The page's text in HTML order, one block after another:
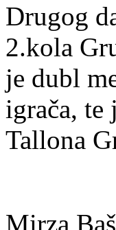
Drugog
2.kola
je dubl
igrača, te
Tallona
Mirza